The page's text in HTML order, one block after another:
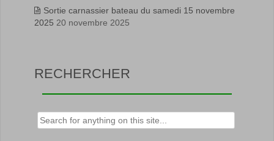
Sortie carnassier bateau du samedi 15 novembre
2025 20 novembre 2025
RECHERCHER
Rechercher :